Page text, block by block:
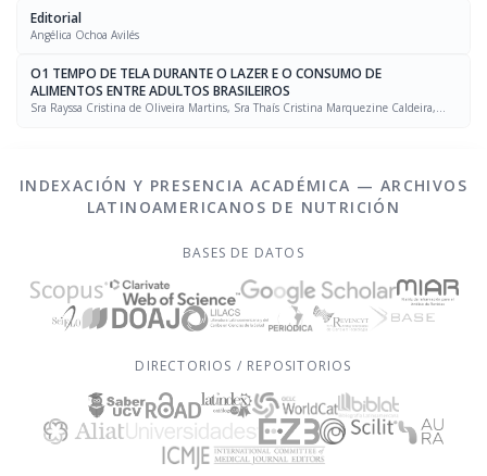
Editorial
Angélica Ochoa Avilés
O1 TEMPO DE TELA DURANTE O LAZER E O CONSUMO DE
ALIMENTOS ENTRE ADULTOS BRASILEIROS
Sra Rayssa Cristina de Oliveira Martins, Sra Thaís Cristina Marquezine Caldeira,
INDEXACIÓN Y PRESENCIA ACADÉMICA — ARCHIVOS
LATINOAMERICANOS DE NUTRICIÓN
BASES DE DATOS
DIRECTORIOS / REPOSITORIOS